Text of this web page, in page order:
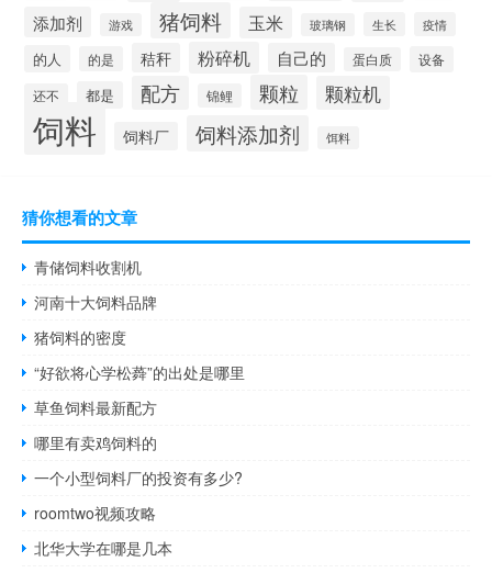
添加剂 游戏 猪饲料 玉米 玻璃钢 生长 疫情
的人 的是 秸秆 粉碎机 自己的 蛋白质 设备
还不 都是 配方 锦鲤 颗粒 颗粒机
饲料 饲料厂 饲料添加剂 饵料
猜你想看的文章
青储饲料收割机
河南十大饲料品牌
猪饲料的密度
“好欲将心学松蕣”的出处是哪里
草鱼饲料最新配方
哪里有卖鸡饲料的
一个小型饲料厂的投资有多少?
roomtwo视频攻略
北华大学在哪是几本